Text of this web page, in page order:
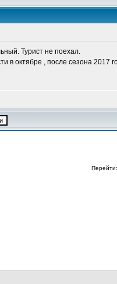
Турист не поехал.
в октябре , после сезона 2017
Перейти: